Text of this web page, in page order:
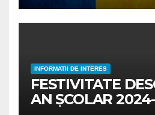
INFORMATII DE INTERES
FESTIVITATE
AN ȘCOLAR